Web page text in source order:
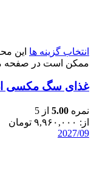
انتخاب گزینه ها این
ممکن است در صفحه
غذای سگ مکسی
نمره 5.00 از 5
از: ۹,۹۶۰,۰۰۰ تومان
2027/09